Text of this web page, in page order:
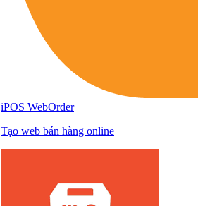
iPOS WebOrder
Tạo web bán hàng online